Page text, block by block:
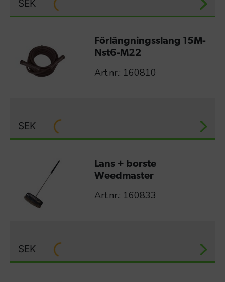
SEK
Förlängningsslang 15M-
Nst6-M22
Art.nr.: 160810
SEK
Lans + borste
Weedmaster
Art.nr.: 160833
SEK